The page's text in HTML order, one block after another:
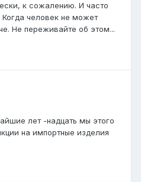
к сожалению. И часто
Когда человек не может
Не переживайте об этом...
лет -надцать мы этого
на импортные изделия